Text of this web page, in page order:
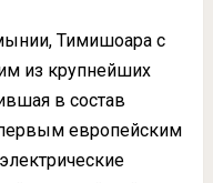
Тимишоара с
из крупнейших
в состав
европейским